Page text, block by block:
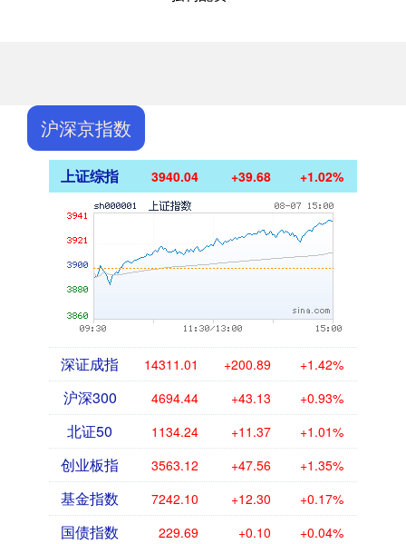
沪深京指数
上证综指 3940.04 +39.68 +1.02%
深证成指 14311.01 +200.89 +1.42%
沪深300 4694.44 +43.13 +0.93%
北证50 1134.24 +11.37 +1.01%
创业板指 3563.12 +47.56 +1.35%
基金指数 7242.10 +12.30 +0.17%
国债指数 229.69 +0.10 +0.04%